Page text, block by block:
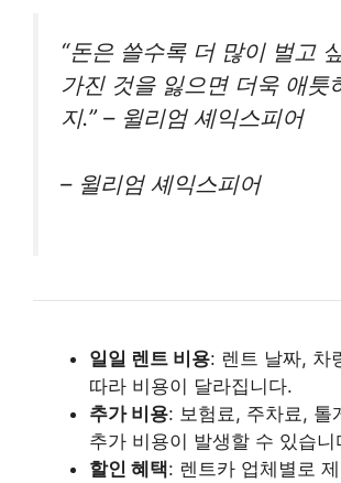
“돈은 쓸수록 더 많이 벌고
가진 것을 잃으면 더욱 애틋
지.” – 윌리엄 셰익스피어
– 윌리엄 셰익스피어
일일 렌트 비용: 렌트 날짜, 차
따라 비용이 달라집니다.
추가 비용: 보험료, 주차료, 톨
추가 비용이 발생할 수 있습니
할인 혜택: 렌트카 업체별로